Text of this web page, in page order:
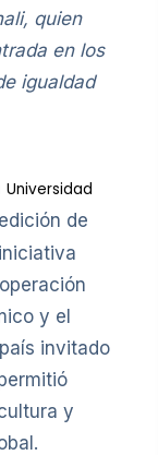
quien
en los
igualdad
Universidad
de
y el
invitado
y